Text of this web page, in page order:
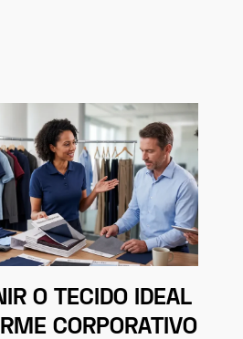
O TECIDO IDEAL
CORPORATIVO